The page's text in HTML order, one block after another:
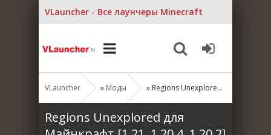
VLauncher - Все лаунчеры Minecraft
VLauncher » Моды » Regions Unexplored для Майнкрафт [1.21, 1.20.4, 1.20.2]
Regions Unexplored для